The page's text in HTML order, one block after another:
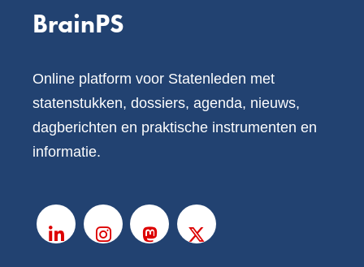
BrainPS
Online platform voor Statenleden met
statenstukken, dossiers, agenda, nieuws,
dagberichten en praktische instrumenten en
informatie.